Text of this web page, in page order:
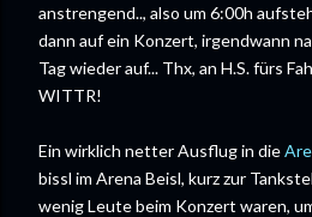
anstrengend.., also um 6:00h
dann auf ein Konzert, irgendwann
Tag wieder auf... Thx, an H.S. fürs
WITTR!
Ein wirklich netter Ausflug in die
bissl im Arena Beisl, kurz zur
wenig Leute beim Konzert waren,